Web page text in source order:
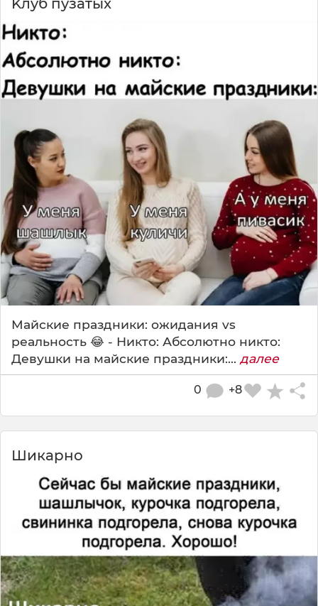
Kлyб пyзaтыx
Майские праздники: ожидания vs
реальность 😂 - Никто: Абсолютно никто:
Девушки на майские праздники:... далее
+8
0
Шикapнo